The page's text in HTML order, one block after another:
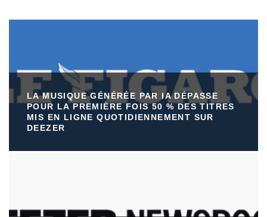
LA MUSIQUE GÉNÉRÉE PAR IA DÉPASSE
POUR LA PREMIÈRE FOIS 50 % DES TITRES
MIS EN LIGNE QUOTIDIENNEMENT SUR
DEEZER